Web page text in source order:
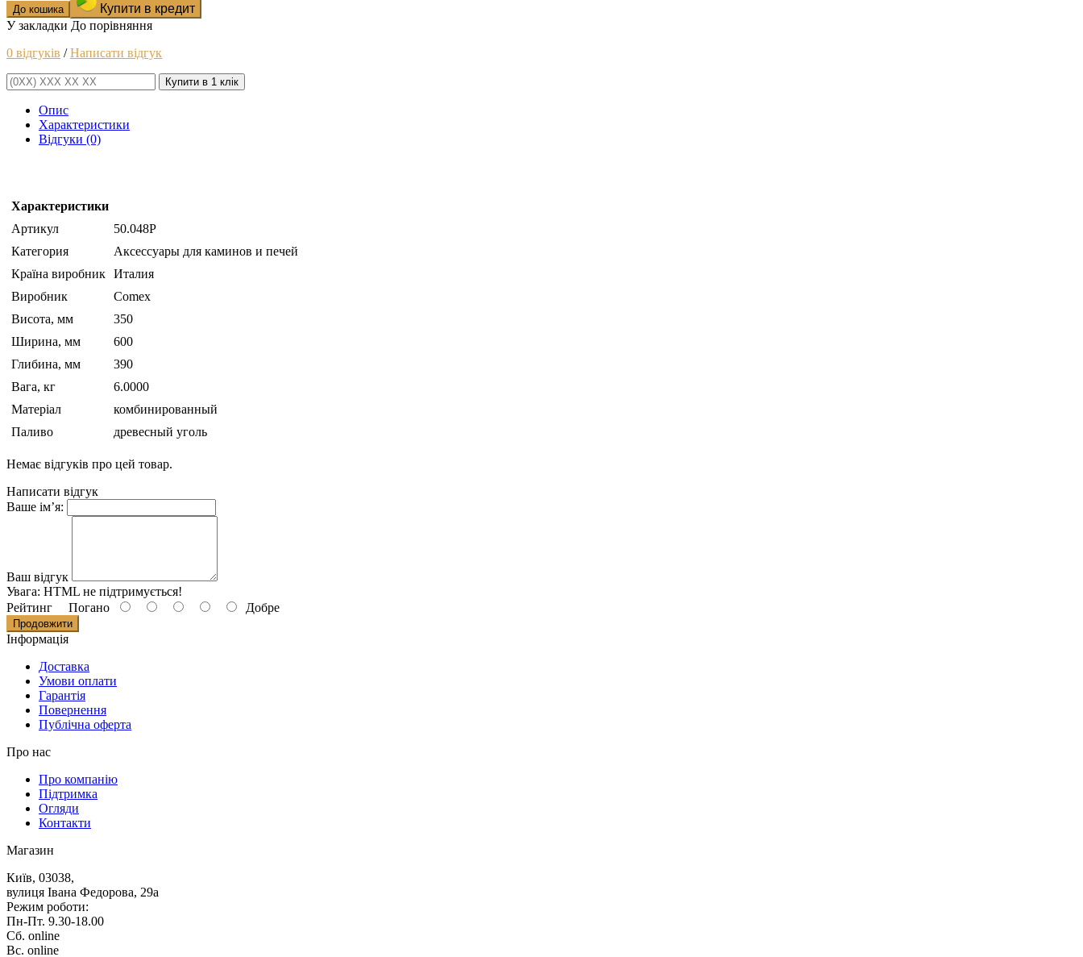
До кошика
Купити в кредит
У закладки До порівняння
0 відгуків /Написати відгук
Купити в 1 клік
Опис
Характеристики
Відгуки (0)
Характеристики
Артикул
50.048P
Категория
Аксессуары для каминов и печей
Країна виробник Италия
Виробник
Comex
Висота, мм
350
Ширина, мм
600
Глибина, мм
390
Вага, кг
6.0000
Матеріал
комбинированный
Паливо
древесный уголь
Немає відгуків про цей товар.
Написати відгук
Ваше ім’я:
Ваш відгук
Увага: HTML не підтримується!
Рейтинг Погано Добре
Продовжити
Iнформацiя
Доставка
Умови оплати
Гарантія
Повернення
Публічна оферта
Про нас
Про компанію
Підтримка
Огляди
Контакти
Магазин
Київ, 03038,
вулиця Івана Федорова, 29а
Режим роботи:
Пн-Пт. 9.30-18.00
Сб. online
Вс. online